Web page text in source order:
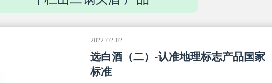
2022-02-02
选白酒（二）-认准地理标志产品国家
标准